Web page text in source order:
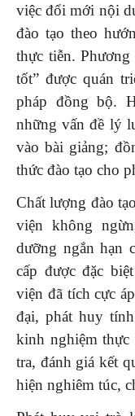
việc đổi mới nội
đào tạo theo
thực tiễn.
tốt” được quán
pháp đồng bộ.
những vấn đề lý
vào bài giảng;
thức đào tạo cho
Chất lượng đào
viện không
dưỡng ngắn hạn
cấp được đặc
viện đã tích cực
đại, phát huy
kinh nghiệm thực
tra, đánh giá kết
hiện nghiêm túc,